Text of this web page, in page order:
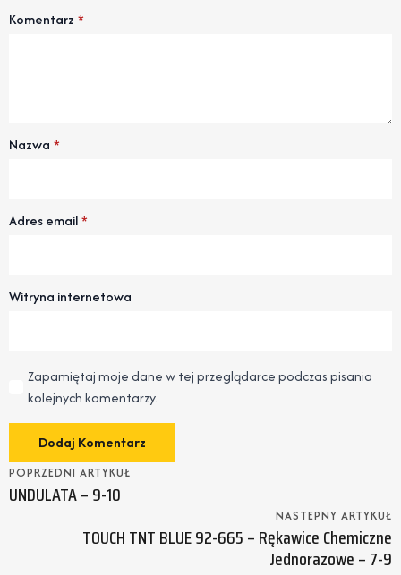
Komentarz *
Nazwa *
Adres email*
Witryna internetowa
Zapamiętaj moje dane w tej przeglądarce podczas pisania
kolejnych komentarzy.
POPRZEDNI ARTYKUŁ
UNDULATA – 9-10
NASTEPNY ARTYKUŁ
TOUCH TNT BLUE 92-665 – Rękawice Chemiczne
Jednorazowe – 7-9